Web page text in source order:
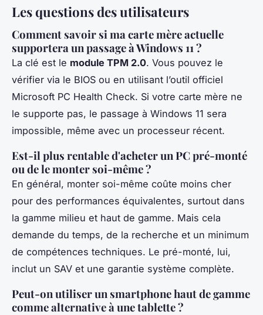
Les questions des utilisateurs
Comment savoir si ma carte mère actuelle
supportera un passage à Windows 11 ?
La clé est le module TPM 2.0. Vous pouvez le
vérifier via le BIOS ou en utilisant l’outil officiel
Microsoft PC Health Check. Si votre carte mère ne
le supporte pas, le passage à Windows 11 sera
impossible, même avec un processeur récent.
Est-il plus rentable d'acheter un PC pré-monté
ou de le monter soi-même ?
En général, monter soi-même coûte moins cher
pour des performances équivalentes, surtout dans
la gamme milieu et haut de gamme. Mais cela
demande du temps, de la recherche et un minimum
de compétences techniques. Le pré-monté, lui,
inclut un SAV et une garantie système complète.
Peut-on utiliser un smartphone haut de gamme
comme alternative à une tablette ?